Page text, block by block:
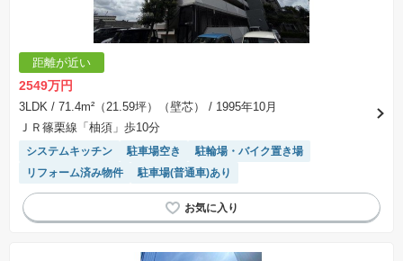
距離が近い
2549万円
3LDK / 71.4m²（21.59坪）（壁芯）
/ 1995年10月
ＪＲ篠栗線「柚須」歩10分
システムキッチン 駐車場空き
駐輪場・バイク置き場
リフォーム済み物件
駐車場(普通車)あり